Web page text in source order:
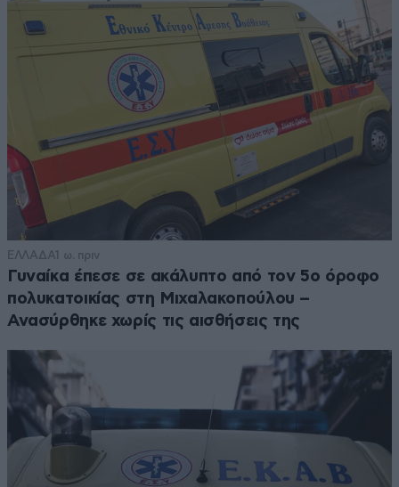
ΕΛΛΑΔΑ1 ω. πριν
Γυναίκα έπεσε σε ακάλυπτο από τον 5ο όροφο
πολυκατοικίας στη Μιχαλακοπούλου –
Ανασύρθηκε χωρίς τις αισθήσεις της